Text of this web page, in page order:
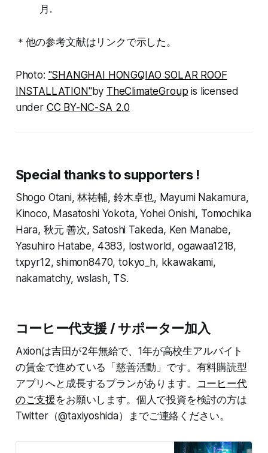
月.
＊他の参考文献はリンクで示した。
Photo: "SHANGHAI HONGQIAO SOLAR ROOF
INSTALLATION"by TheClimateGroup is licensed
under CC BY-NC-SA 2.0
Special thanks to supporters !
Shogo Otani, 林祐輔, 鈴木卓也, Mayumi Nakamura,
Kinoco, Masatoshi Yokota, Yohei Onishi, Tomochika
Hara, 秋元 善次, Satoshi Takeda, Ken Manabe,
Yasuhiro Hatabe, 4383, lostworld, ogawaa1218,
txpyr12, shimon8470, tokyo_h, kkawakami,
nakamatchy, wslash, TS.
コーヒー代支援 / サポーター加入
Axionは吉田が2年無給で、1年が高校生アルバイト
の賃金で進めている「慈善活動」です。有料購読型
アプリへと成長するプランがあります。
コーヒー代
のご支援をお願いします。個人で投資を検討の方は
Twitter（@taxiyoshida）までご連絡ください。